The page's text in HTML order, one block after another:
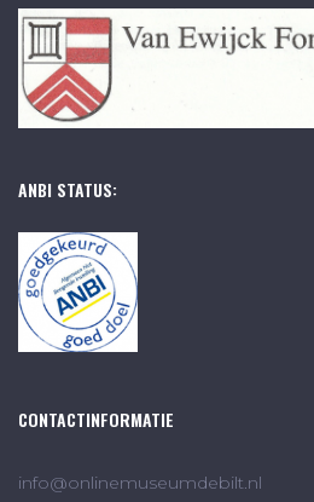
ANBI STATUS:
CONTACTINFORMATIE
info@onlinemuseumdebilt.nl